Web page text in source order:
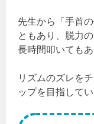
先生から「手首
ともあり、脱力
長時間叩いても
リズムのズレを
ップを目指して